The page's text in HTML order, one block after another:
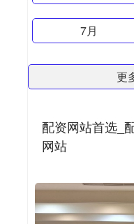
7月
更
配资网站首选_
网站